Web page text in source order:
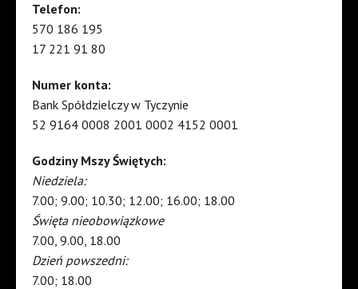
Telefon:
570 186 195
17 221 91 80
Numer konta:
Bank Spółdzielczy w Tyczynie
52 9164 0008 2001 0002 4152 0001
Godziny Mszy Świętych:
Niedziela:
7.00; 9.00; 10.30; 12.00; 16.00; 18.00
Święta nieobowiązkowe
7.00, 9.00, 18.00
Dzień powszedni:
7.00; 18.00